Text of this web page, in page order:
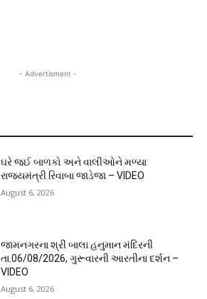
- Advertisment -
ઘરે જઈ બાળકો અને વાલીઓને મળ્યા
રાજ્યમંત્રી રિવાબા જાડેજા – VIDEO
August 6, 2026
જામનગરના શ્રી બાલા હનુમાન મંદિરની
તા.06/08/2026, ગુરૂવારની આરતીના દર્શન –
VIDEO
August 6, 2026